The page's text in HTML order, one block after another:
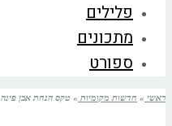
פלילים
מתכונים
ספורט
ראשי » חדשות מקומיות » טקס הנחת אבן